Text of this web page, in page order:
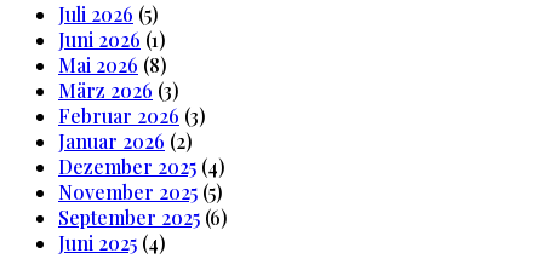
Juli 2026 (5)
Juni 2026 (1)
Mai 2026 (8)
März 2026 (3)
Februar 2026 (3)
Januar 2026 (2)
Dezember 2025 (4)
November 2025 (5)
September 2025 (6)
Juni 2025 (4)